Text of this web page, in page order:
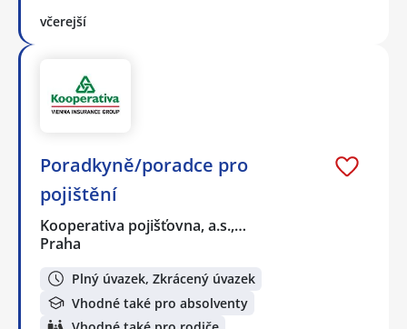
včerejší
Poradkyně/poradce pro
pojištění
Kooperativa pojišťovna, a.s.,…
Praha
Plný úvazek, Zkrácený úvazek
Vhodné také pro absolventy